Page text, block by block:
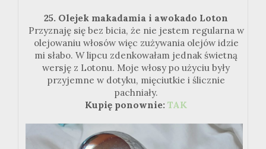
25. Olejek makadamia i awokado Loton
Przyznaję się bez bicia, że nie jestem regularna w
olejowaniu włosów więc zużywania olejów idzie
mi słabo. W lipcu zdenkowałam jednak świetną
wersję z Lotonu. Moje włosy po użyciu były
przyjemne w dotyku, mięciutkie i ślicznie
pachniały.
Kupię ponownie: TAK